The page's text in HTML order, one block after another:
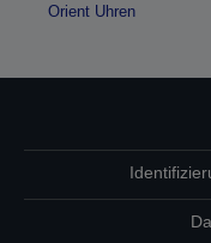
Orient Uhren